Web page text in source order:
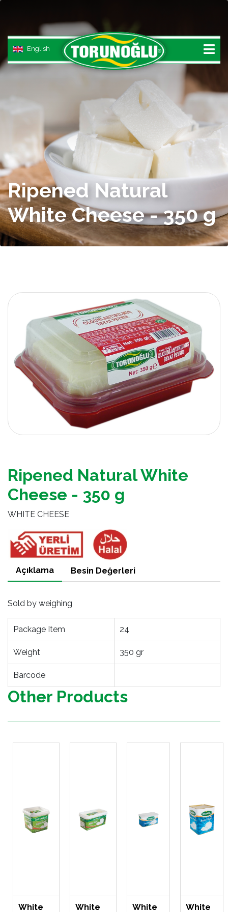
English
HOME
PRODUCTS
WHITE CHEESE
KASHKAVAL CHEESE
TRADITIONAL CHEESE
BUTTER GROUP
CORPORATE
ABOUT US
QUALITY
OUR DOCUMENTS
DEALERSHIP
Ripened Natural
White Cheese - 350 g
Ripened Natural White
Cheese - 350 g
WHITE CHEESE
Açıklama Besin Değerleri
Sold by weighing
Package Item 24
Weight 350 gr
Barcode
Other Products
White White White White